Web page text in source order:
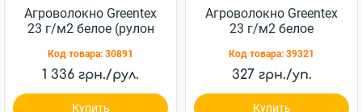
Агроволокно Greentex
23 г/м2 белое (рулон
Код товара: 30891
1 336 грн./рул.
Купить
Агроволокно Greentex
23 г/м2 белое
Код товара: 39321
327 грн./уп.
Купить